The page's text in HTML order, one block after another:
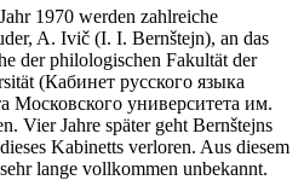
1970 werden zahlreiche
A. Ivič (I. I. Bernštejn), an das
der philologischen Fakultät der
(Кабинет русского языка
Московского университета им.
Vier Jahre später geht Bernštejns
Kabinetts verloren. Aus diesem
lange vollkommen unbekannt.